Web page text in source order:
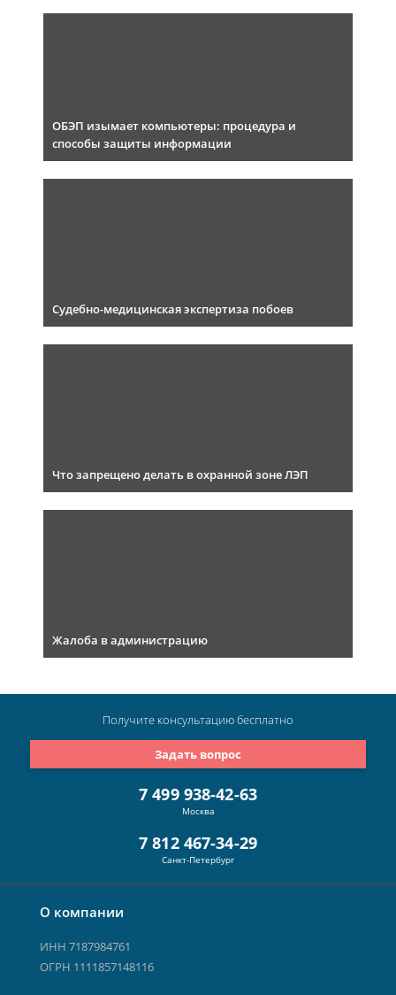
ОБЭП изымает компьютеры: процедура и
способы защиты информации
Судебно-медицинская экспертиза побоев
Что запрещено делать в охранной зоне ЛЭП
Жалоба в администрацию
О компании
ИНН 7187984761
ОГРН 1111857148116
7 499 938-42-63
Москва
7 812 467-34-29
Санкт-Петербург
Задать вопрос
Получите консультациюбесплатно